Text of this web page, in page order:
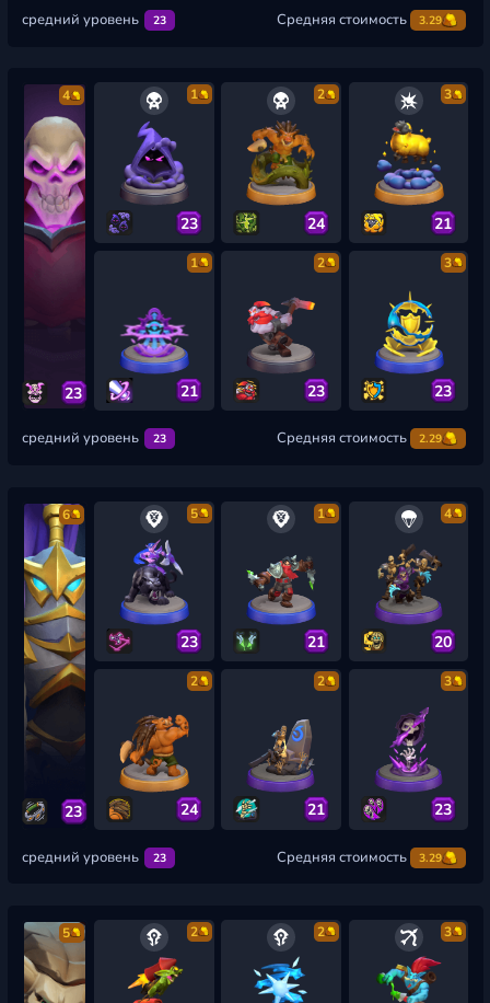
средний уровень 23 Средняя стоимость 3.29
4
23
1
23
2
24
3
21
1
21
2
23
3
23
средний уровень 23 Средняя стоимость 2.29
6
23
5
23
1
21
4
20
2
24
2
21
3
23
средний уровень 23 Средняя стоимость 3.29
5 2 2 3